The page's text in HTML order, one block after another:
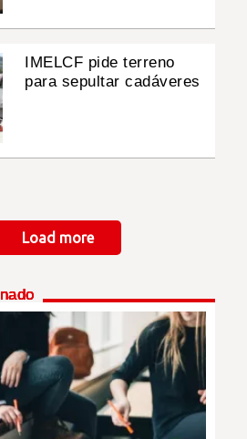
IMELCF pide terreno
para sepultar cadáveres
Load more